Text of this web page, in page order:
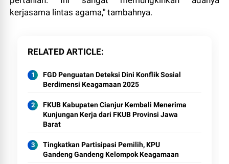
kerjasama lintas agama," tambahnya.
RELATED ARTICLE
FGD Penguatan Deteksi Dini Konflik Sosial
Berdimensi Keagamaan 2025
FKUB Kabupaten Cianjur Kembali Menerima
Kunjungan Kerja dari FKUB Provinsi Jawa
Barat
Tingkatkan Partisipasi Pemilih, KPU
Gandeng Gandeng Kelompok Keagamaan